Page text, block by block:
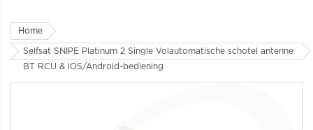
Home
Selfsat SNIPE Platinum 2 Single Volautomatische schotel antenne
BT RCU & iOS/Android-bediening